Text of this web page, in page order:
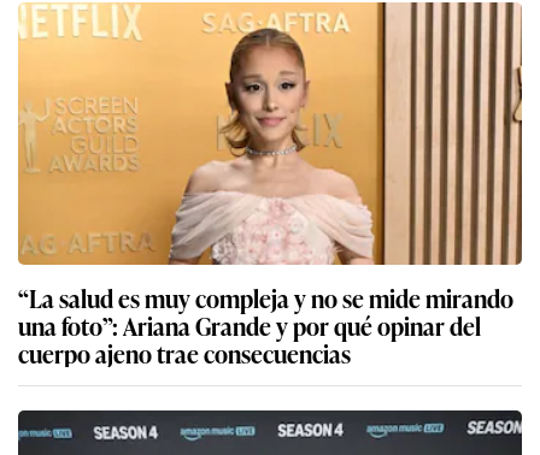
“La salud es muy compleja y no se mide mirando
una foto”: Ariana Grande y por qué opinar del
cuerpo ajeno trae consecuencias